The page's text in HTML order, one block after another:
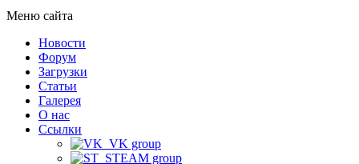
Меню сайта
Новости
Форум
Загрузки
Статьи
Галерея
О нас
Ссылки
VK group
STEAM group